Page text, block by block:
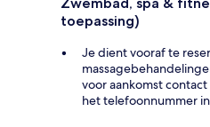
toepassing)
Je dient vooraf te
voor aankomst
het telefoonnummer